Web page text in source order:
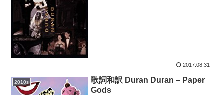
2017.08.31
2010s
歌詞和訳 Duran Duran – Paper
Gods